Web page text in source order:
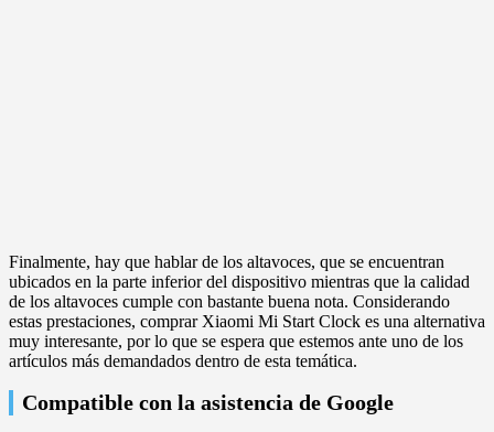
Finalmente, hay que hablar de los altavoces, que se encuentran
ubicados en la parte inferior del dispositivo mientras que la calidad
de los altavoces cumple con bastante buena nota. Considerando
estas prestaciones, comprar Xiaomi Mi Start Clock es una alternativa
muy interesante, por lo que se espera que estemos ante uno de los
artículos más demandados dentro de esta temática.
Compatible con la asistencia de Google